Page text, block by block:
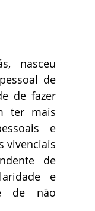
nasceu
de
de fazer
ter mais
e
vivenciais
de
e
de não